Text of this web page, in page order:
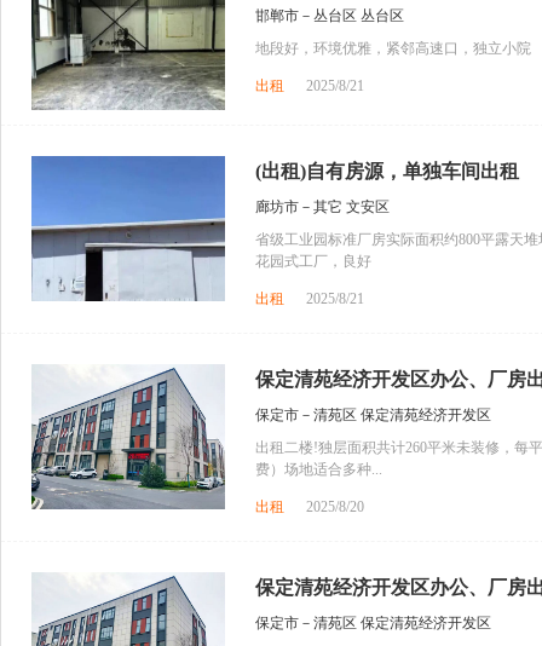
邯郸市－丛台区 丛台区
地段好，环境优雅，紧邻高速口，独立小院
出租 2025/8/21
(出租)自有房源，单独车间出租
廊坊市－其它 文安区
省级工业园标准厂房实际面积约800平露天
花园式工厂，良好
出租 2025/8/21
保定清苑经济开发区办公、厂房
保定市－清苑区 保定清苑经济开发区
出租二楼!独层面积共计260平米未装修，每
费）场地适合多种...
出租 2025/8/20
保定清苑经济开发区办公、厂房
保定市－清苑区 保定清苑经济开发区